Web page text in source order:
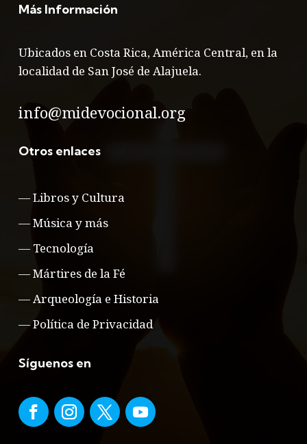
Más Información
Ubicados en Costa Rica, América Central, en la
localidad de San José de Alajuela.
info@midevocional.org
Otros enlaces
—Libros y Cultura
—Música y más
— Tecnología
—Mártires de la Fé
—Arqueología e Historia
—Política de Privacidad
Síguenos en